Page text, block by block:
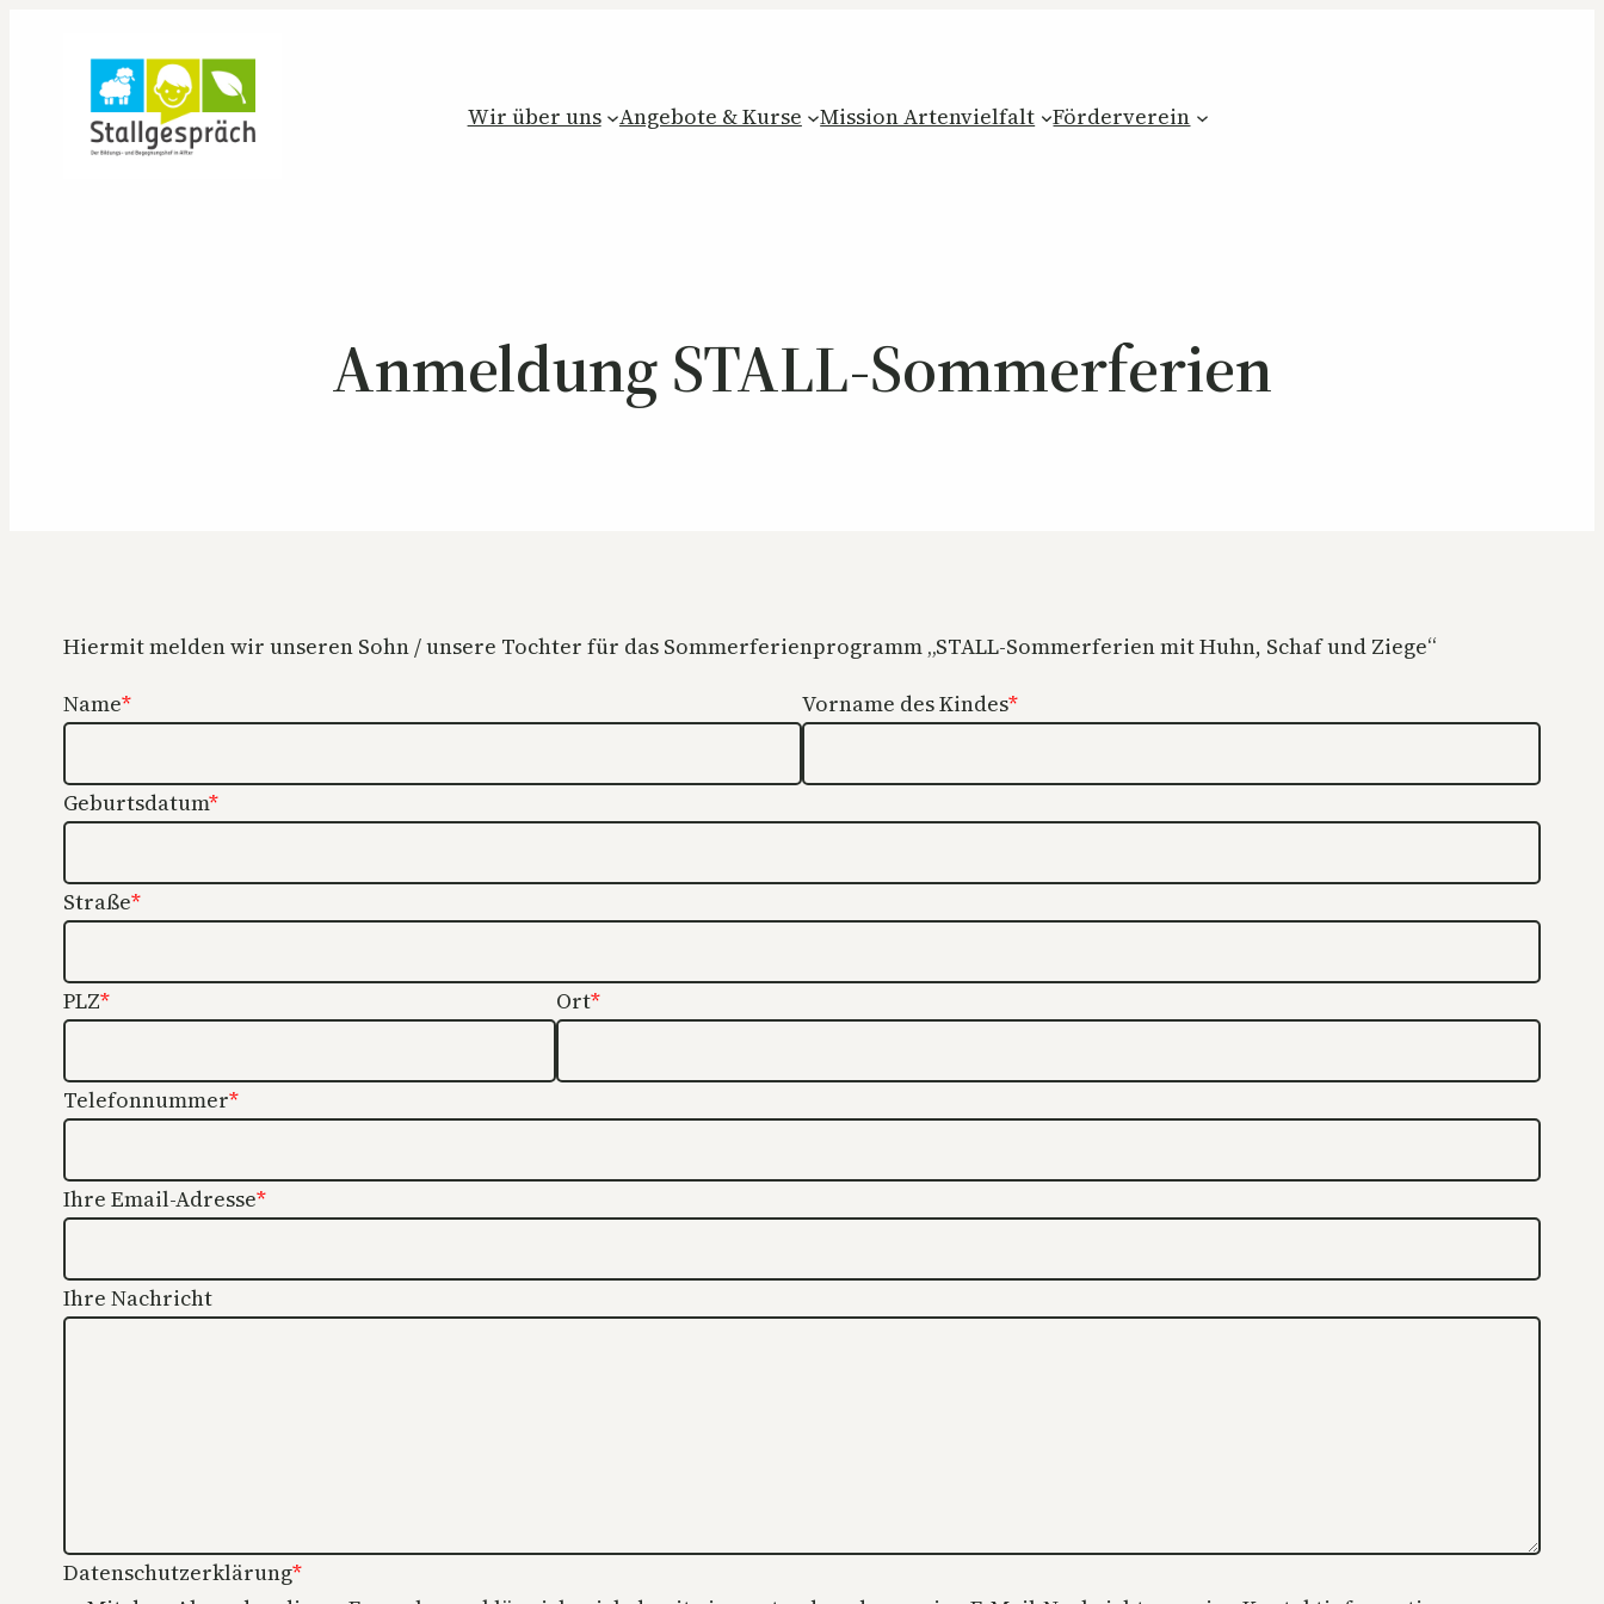
Wir über uns Angebote & Kurse Mission Artenvielfalt Förderverein
Anmeldung STALL-Sommerferien
Hiermit melden wir unseren Sohn / unsere Tochter für das Sommerferienprogramm „STALL-Sommerferien mit Huhn, Schaf und Ziege“
Name* Vorname des Kindes*
Geburtsdatum*
Straße*
PLZ* Ort*
Telefonnummer*
Ihre Email-Adresse*
Ihre Nachricht
Datenschutzerklärung*